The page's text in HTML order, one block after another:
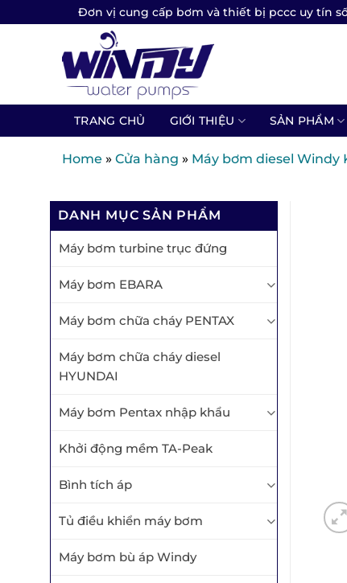
to
Đơn vị cung cấp bơm và thiết bị pccc uy tín
TRANG CHỦ GIỚI THIỆU SẢN PHẨM
Home » Cửa hàng » Máy bơm diesel Windy
DANH MỤC SẢN PHẨM
Máy bơm turbine trục đứng
Máy bơm EBARA
Máy bơm chữa cháy PENTAX
Máy bơm chữa cháy diesel
HYUNDAI
Máy bơm Pentax nhập khẩu
Khởi động mềm TA-Peak
Bình tích áp
Tủ điều khiển máy bơm
Máy bơm bù áp Windy